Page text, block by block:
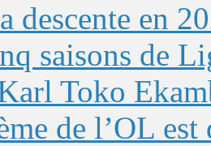
descente en
saisons de
Toko
de l’OL